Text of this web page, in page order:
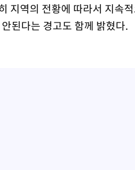
지역의 전황에 따라서 지속
된다는 경고도 함께 밝혔다.